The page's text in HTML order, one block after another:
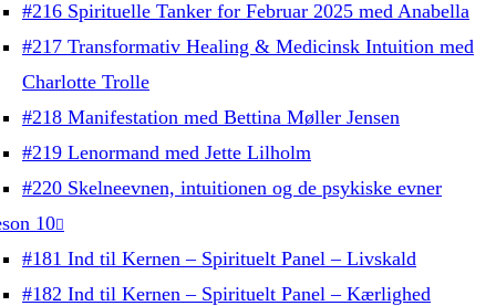
#216 Spirituelle Tanker for Februar 2025 med Anabella
#217 Transformativ Healing & Medicinsk Intuition med
Charlotte Trolle
#218 Manifestation med Bettina Møller Jensen
#219 Lenormand med Jette Lilholm
#220 Skelneevnen, intuitionen og de psykiske evner
10
#181 Ind til Kernen – Spirituelt Panel – Livskald
#182 Ind til Kernen – Spirituelt Panel – Kærlighed